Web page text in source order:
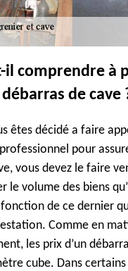
il comprendre à
de cave
êtes décidé a faire
pour
vous devez le faire
le volume des biens
fonction de ce dernier
Comme en
les prix d’un
cube. Dans